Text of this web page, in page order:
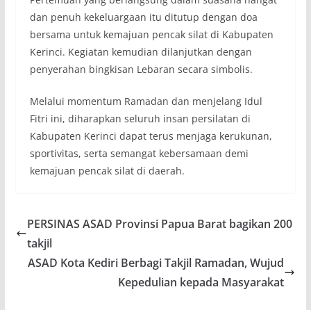
dan penuh kekeluargaan itu ditutup dengan doa
bersama untuk kemajuan pencak silat di Kabupaten
Kerinci. Kegiatan kemudian dilanjutkan dengan
penyerahan bingkisan Lebaran secara simbolis.
Melalui momentum Ramadan dan menjelang Idul
Fitri ini, diharapkan seluruh insan persilatan di
Kabupaten Kerinci dapat terus menjaga kerukunan,
sportivitas, serta semangat kebersamaan demi
kemajuan pencak silat di daerah.
PERSINAS ASAD Provinsi Papua Barat bagikan 200
takjil
ASAD Kota Kediri Berbagi Takjil Ramadan, Wujud
Kepedulian kepada Masyarakat